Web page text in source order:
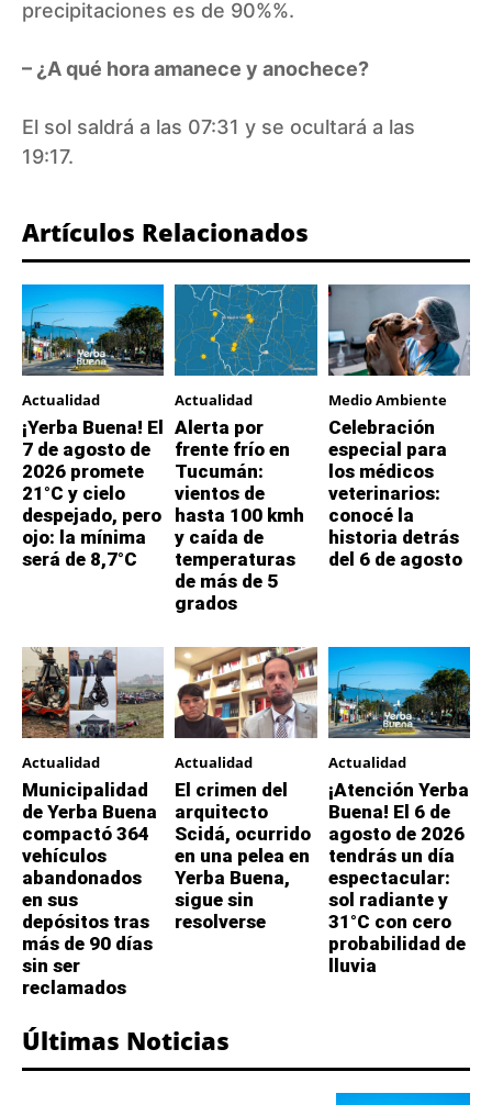
precipitaciones es de 90%%.
– ¿A qué hora amanece y anochece?
El sol saldrá a las 07:31 y se ocultará a las
19:17.
Artículos Relacionados
Actualidad
¡Yerba Buena! El
7 de agosto de
2026 promete
21°C y cielo
despejado, pero
ojo: la mínima
será de 8,7°C
Actualidad
Alerta por
frente frío en
Tucumán:
vientos de
hasta 100 kmh
y caída de
temperaturas
de más de 5
grados
Medio Ambiente
Celebración
especial para
los médicos
veterinarios:
conocé la
historia detrás
del 6 de agosto
Actualidad
Municipalidad
de Yerba Buena
compactó 364
vehículos
abandonados
en sus
depósitos tras
más de 90 días
sin ser
reclamados
Actualidad
El crimen del
arquitecto
Scidá, ocurrido
en una pelea en
Yerba Buena,
sigue sin
resolverse
Actualidad
¡Atención Yerba
Buena! El 6 de
agosto de 2026
tendrás un día
espectacular:
sol radiante y
31°C con cero
probabilidad de
lluvia
Últimas Noticias